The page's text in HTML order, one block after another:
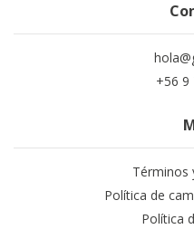
+56 9
Términos
Política de
Política